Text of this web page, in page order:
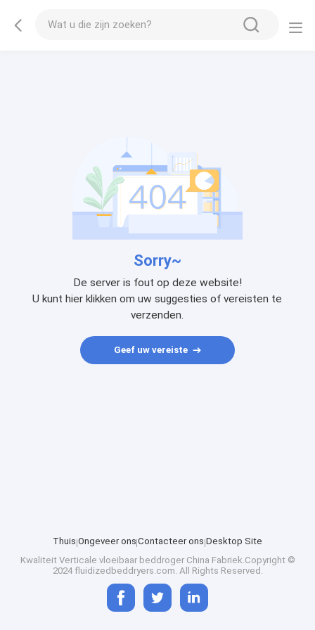
Sorry~
De server is fout op deze website!
U kunt hier klikken om uw suggesties of vereisten te
verzenden.
Geef uw vereiste
Thuis Ongeveer ons Contacteer ons Desktop Site
Kwaliteit Verticale vloeibaar beddrogerChina Fabriek.Copyright ©
2024 fluidizedbeddryers.com. All Rights Reserved.